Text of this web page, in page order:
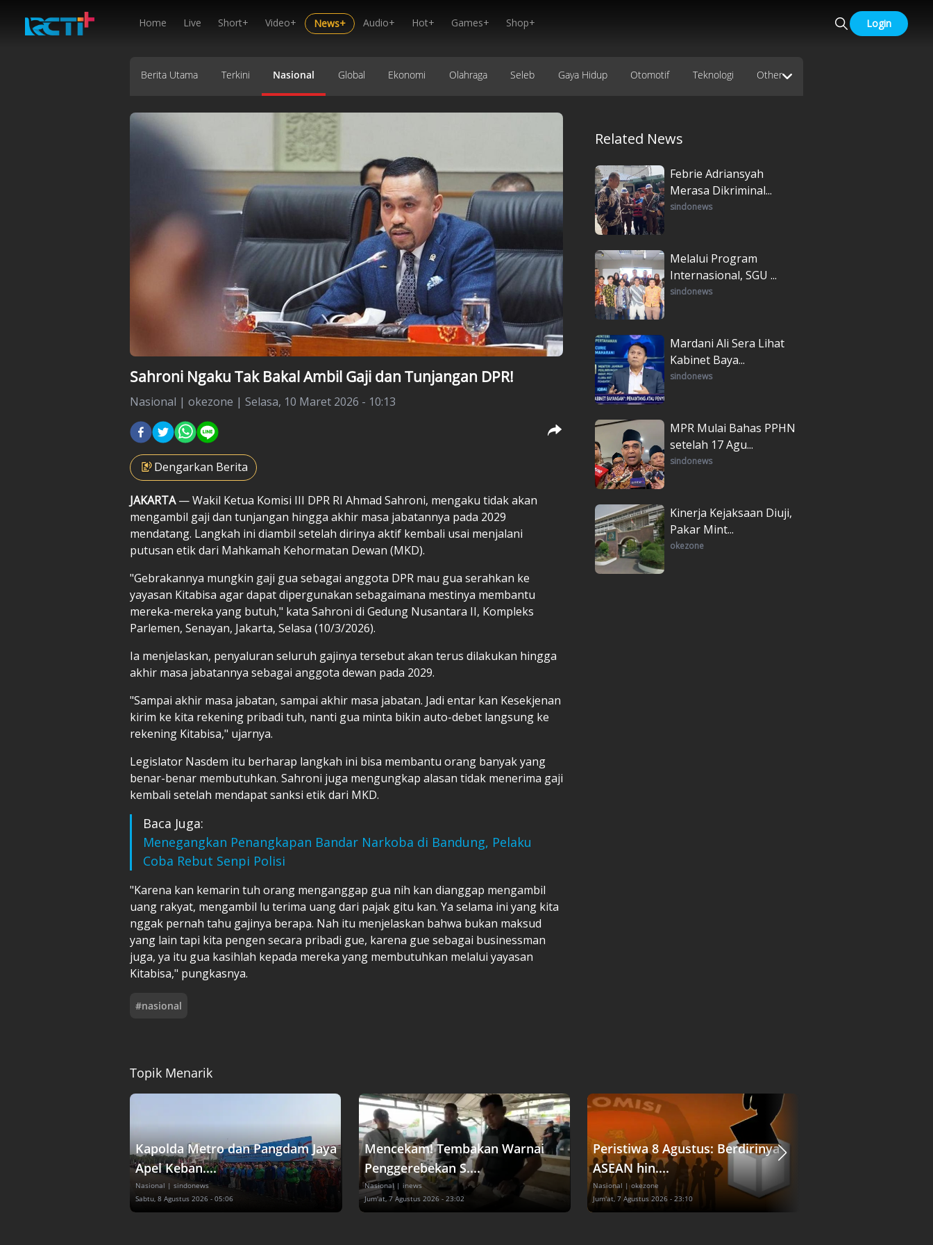
Home Live Short+ Video+ News+ Audio+ Hot+ Games+ Shop+ Login
Berita Utama Terkini Nasional Global Ekonomi Olahraga Seleb Gaya Hidup Otomotif Teknologi Other
Sahroni Ngaku Tak Bakal Ambil Gaji dan Tunjangan DPR!
Nasional | okezone | Selasa, 10 Maret 2026 - 10:13
Dengarkan Berita
JAKARTA— Wakil Ketua Komisi III DPR RI Ahmad Sahroni, mengaku tidak akan
mengambil gaji dan tunjangan hingga akhir masa jabatannya pada 2029
mendatang. Langkah ini diambil setelah dirinya aktif kembali usai menjalani
putusan etik dari Mahkamah Kehormatan Dewan (MKD).
"Gebrakannya mungkin gaji gua sebagai anggota DPR mau gua serahkan ke
yayasan Kitabisa agar dapat dipergunakan sebagaimana mestinya membantu
mereka-mereka yang butuh," kata Sahroni di Gedung Nusantara II, Kompleks
Parlemen, Senayan, Jakarta, Selasa (10/3/2026).
Ia menjelaskan, penyaluran seluruh gajinya tersebut akan terus dilakukan hingga
akhir masa jabatannya sebagai anggota dewan pada 2029.
"Sampai akhir masa jabatan, sampai akhir masa jabatan. Jadi entar kan Kesekjenan
kirim ke kita rekening pribadi tuh, nanti gua minta bikin auto-debet langsung ke
rekening Kitabisa," ujarnya.
Legislator Nasdem itu berharap langkah ini bisa membantu orang banyak yang
benar-benar membutuhkan. Sahroni juga mengungkap alasan tidak menerima gaji
kembali setelah mendapat sanksi etik dari MKD.
Baca Juga:
Menegangkan Penangkapan Bandar Narkoba di Bandung, Pelaku
Coba Rebut Senpi Polisi
"Karena kan kemarin tuh orang menganggap gua nih kan dianggap mengambil
uang rakyat, mengambil lu terima uang dari pajak gitu kan. Ya selama ini yang kita
nggak pernah tahu gajinya berapa. Nah itu menjelaskan bahwa bukan maksud
yang lain tapi kita pengen secara pribadi gue, karena gue sebagai businessman
juga, ya itu gua kasihlah kepada mereka yang membutuhkan melalui yayasan
Kitabisa," pungkasnya.
#nasional
Related News
Febrie Adriansyah
Merasa Dikriminal...
sindonews
Melalui Program
Internasional, SGU ...
sindonews
Mardani Ali Sera Lihat
Kabinet Baya...
sindonews
MPR Mulai Bahas PPHN
setelah 17 Agu...
sindonews
Kinerja Kejaksaan Diuji,
Pakar Mint...
okezone
Topik Menarik
Kapolda Metro dan Pangdam Jaya
Apel Keban....
Nasional | sindonews
Sabtu, 8 Agustus 2026 - 05:06
Mencekam! Tembakan Warnai
Penggerebekan S....
Nasional | inews
Jum'at, 7 Agustus 2026 - 23:02
Peristiwa 8 Agustus: Berdirinya
ASEAN hin....
Nasional | okezone
Jum'at, 7 Agustus 2026 - 23:10